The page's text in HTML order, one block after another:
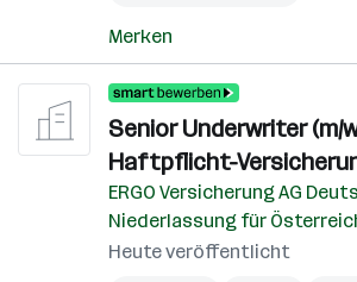
Merken
Senior Underwriter (m/
Haftpflicht-
ERGO Versicherung AG
Niederlassung für
Heute veröffentlicht